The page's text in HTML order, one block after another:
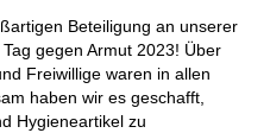
Beteiligung an unserer
gegen Armut 2023! Über
Freiwillige waren in allen
haben wir es geschafft,
Hygieneartikel zu